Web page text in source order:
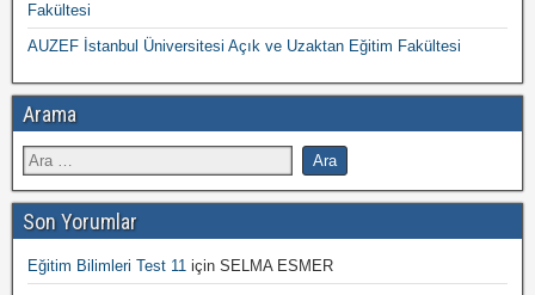
Fakültesi
AUZEF İstanbul Üniversitesi Açık ve Uzaktan Eğitim Fakültesi
Arama
Son Yorumlar
Eğitim Bilimleri Test 11 için SELMA ESMER